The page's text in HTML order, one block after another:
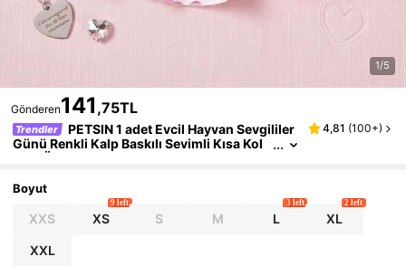
1/5
Gönderen141 ,75TL
Trendler
PETSIN 1 adet Evcil Hayvan Sevgililer
Günü Renkli Kalp Baskılı Sevimli Kısa Kol
Açık Ön Köpek Elbisesi
4,81 (100+)
Boyut
XXS XS
9 left
S M L
3 left
XL
2 left
XXL